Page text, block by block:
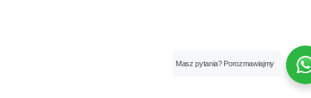
Masz pytania? Porozmawiajmy